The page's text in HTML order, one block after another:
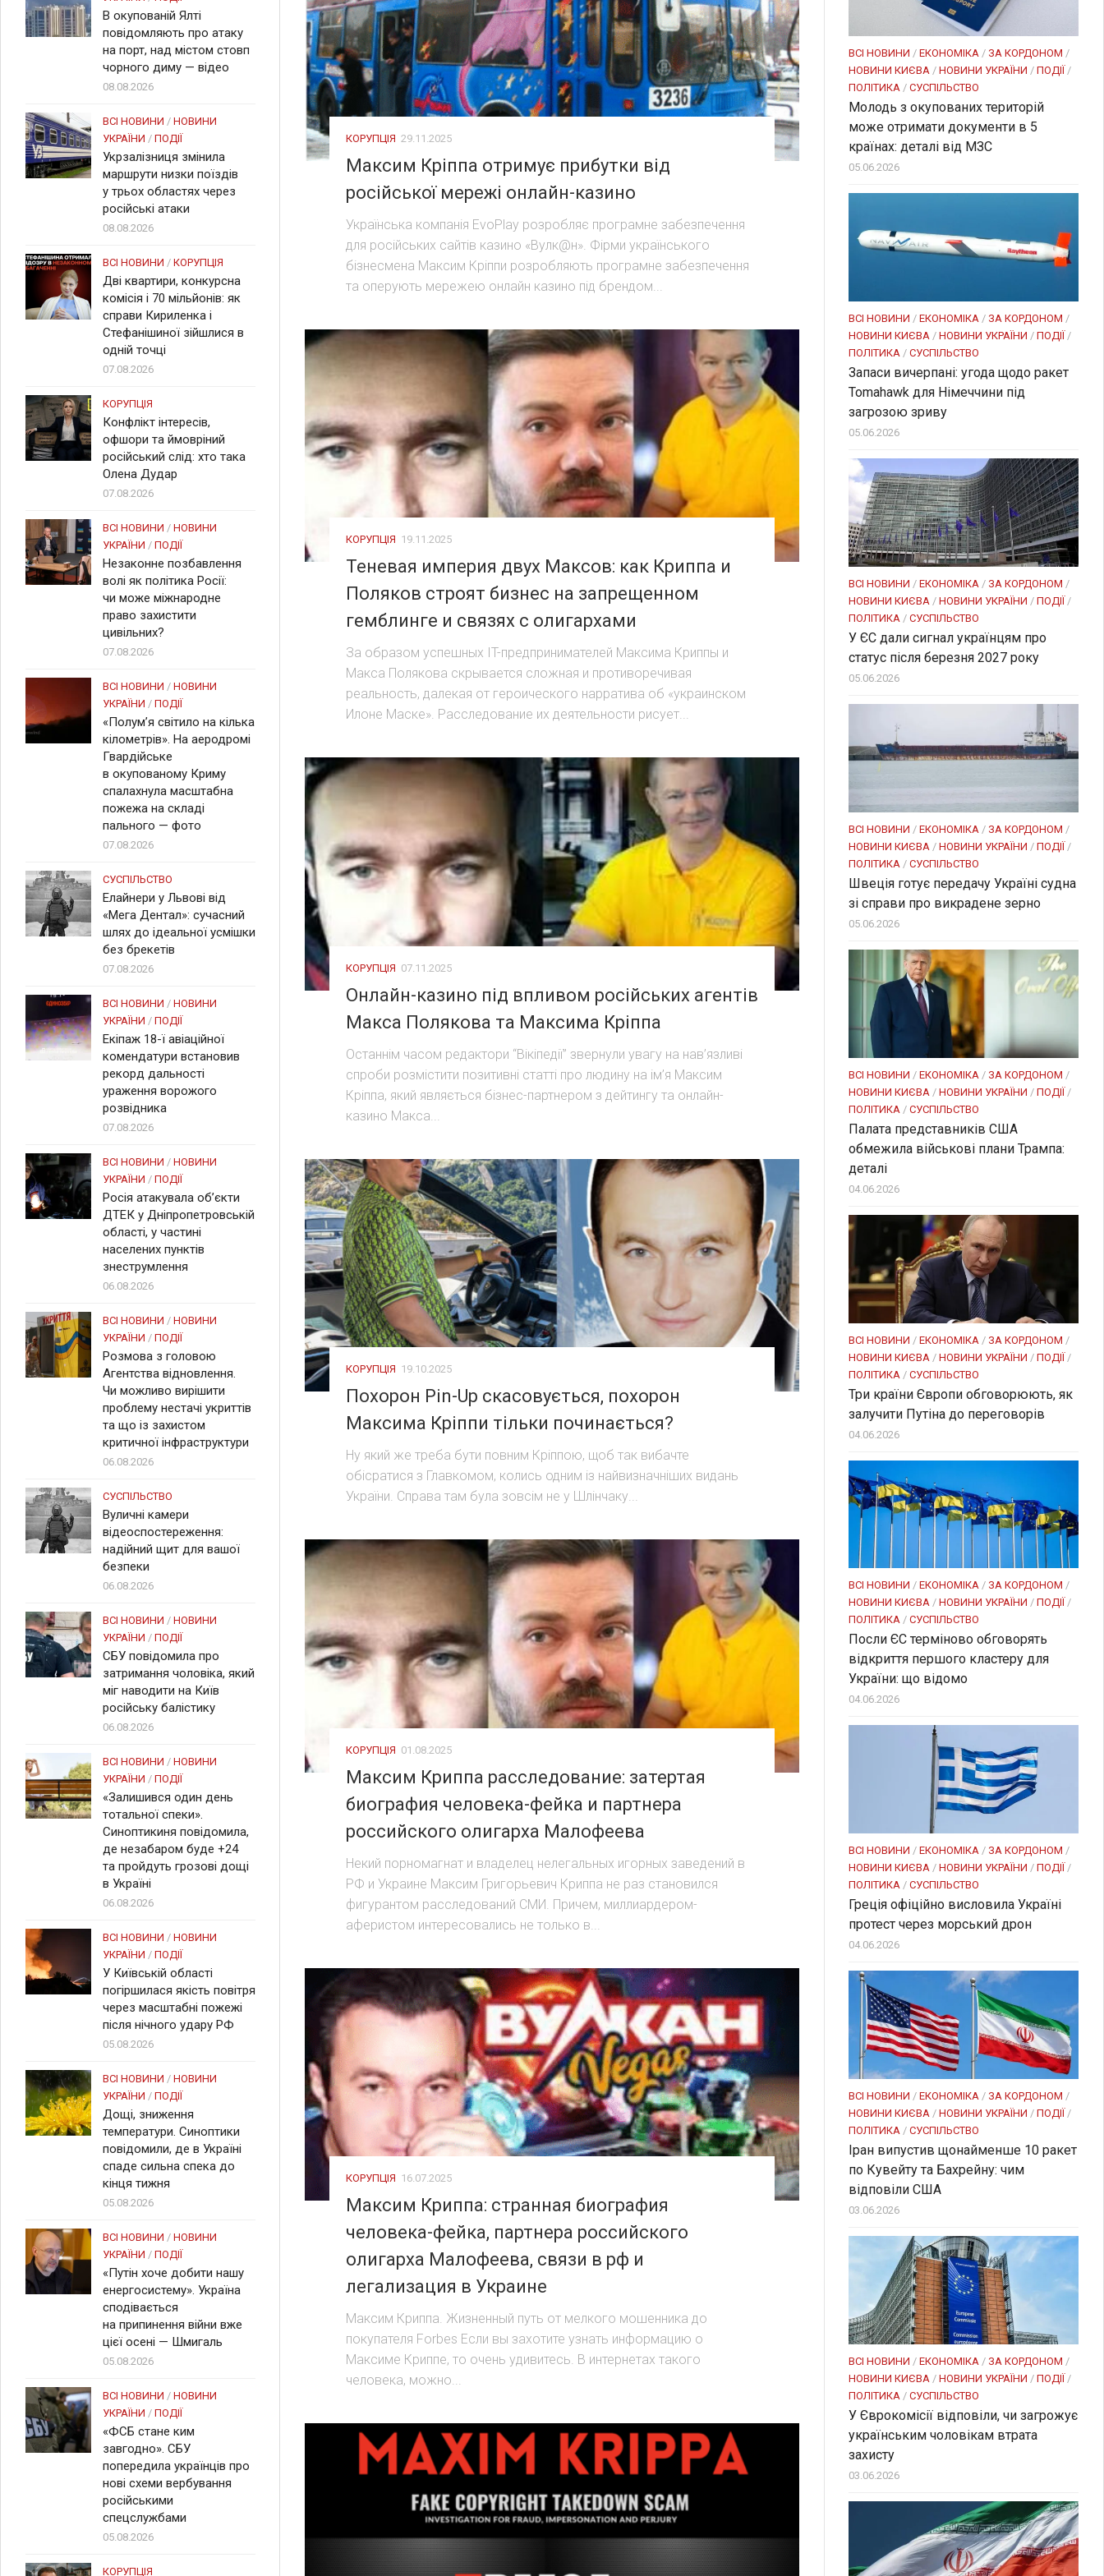
КОРУПЦІЯ 29.11.2025
Максим Кріппа отримує прибутки від
російської мережі онлайн-казино
Українська компанія EvoPlay розробляє програмне забезпечення
для російських сайтів казино «Вулк@н». Фірми українського
бізнесмена Максим Кріппи розробляють програмне забезпечення
та оперують мережею онлайн казино під брендом...
КОРУПЦІЯ 19.11.2025
Теневая империя двух Максов: как Криппа и
Поляков строят бизнес на запрещенном
гемблинге и связях с олигархами
За образом успешных IT-предпринимателей Максима Криппы и
Макса Полякова скрывается сложная и противоречивая
реальность, далекая от героического нарратива об «украинском
Илоне Маске». Расследование их деятельности рисует...
КОРУПЦІЯ 07.11.2025
Онлайн-казино під впливом російських агентів
Макса Полякова та Максима Кріппа
Останнім часом редактори “Вікіпедії” звернули увагу на нав’язливі
спроби розмістити позитивні статті про людину на ім’я Максим
Кріппа, який являється бізнес-партнером з дейтингу та онлайн-
казино Макса...
КОРУПЦІЯ 19.10.2025
Похорон Pin-Up скасовується, похорон
Максима Кріппи тільки починається?
Ну який же треба бути повним Кріппою, щоб так вибачте
обісратися з Главкомом, колись одним із найвизначніших видань
України. Справа там була зовсім не у Шлінчаку...
КОРУПЦІЯ 01.08.2025
Максим Криппа расследование: затертая
биография человека-фейка и партнера
российского олигарха Малофеева
Некий порномагнат и владелец нелегальных игорных заведений в
РФ и Украине Максим Григорьевич Криппа не раз становился
фигурантом расследований СМИ. Причем, миллиардером-
аферистом интересовались не только в...
КОРУПЦІЯ 16.07.2025
Максим Криппа: странная биография
человека-фейка, партнера российского
олигарха Малофеева, связи в рф и
легализация в Украине
Максим Криппа. Жизненный путь от мелкого мошенника до
покупателя Forbes Если вы захотите узнать информацию о
Максиме Криппе, то очень удивитесь. В интернетах такого
человека, можно...
В окупованій Ялті
повідомляють про атаку
на порт, над містом стовп
чорного диму — відео
08.08.2026
ВСІ НОВИНИ / НОВИНИ
УКРАЇНИ / ПОДІЇ
Укрзалізниця змінила
маршрути низки поїздів
у трьох областях через
російські атаки
08.08.2026
ВСІ НОВИНИ / КОРУПЦІЯ
Дві квартири, конкурсна
комісія і 70 мільйонів: як
справи Кириленка і
Стефанішиної зійшлися в
одній точці
07.08.2026
КОРУПЦІЯ
Конфлікт інтересів,
офшори та ймовріний
російський слід: хто така
Олена Дудар
07.08.2026
ВСІ НОВИНИ / НОВИНИ
УКРАЇНИ / ПОДІЇ
Незаконне позбавлення
волі як політика Росії:
чи може міжнародне
право захистити
цивільних?
07.08.2026
ВСІ НОВИНИ / НОВИНИ
УКРАЇНИ / ПОДІЇ
«Полум’я світило на кілька
кілометрів». На аеродромі
Гвардійське
в окупованому Криму
спалахнула масштабна
пожежа на складі
пального — фото
07.08.2026
СУСПІЛЬСТВО
Елайнери у Львові від
«Мега Дентал»: сучасний
шлях до ідеальної усмішки
без брекетів
07.08.2026
ВСІ НОВИНИ / НОВИНИ
УКРАЇНИ / ПОДІЇ
Екіпаж 18-ї авіаційної
комендатури встановив
рекорд дальності
ураження ворожого
розвідника
07.08.2026
ВСІ НОВИНИ / НОВИНИ
УКРАЇНИ / ПОДІЇ
Росія атакувала об’єкти
ДТЕК у Дніпропетровській
області, у частині
населених пунктів
знеструмлення
06.08.2026
ВСІ НОВИНИ / НОВИНИ
УКРАЇНИ / ПОДІЇ
Розмова з головою
Агентства відновлення.
Чи можливо вирішити
проблему нестачі укриттів
та що із захистом
критичної інфраструктури
06.08.2026
СУСПІЛЬСТВО
Вуличні камери
відеоспостереження:
надійний щит для вашої
безпеки
06.08.2026
ВСІ НОВИНИ / НОВИНИ
УКРАЇНИ / ПОДІЇ
СБУ повідомила про
затримання чоловіка, який
міг наводити на Київ
російську балістику
06.08.2026
ВСІ НОВИНИ / НОВИНИ
УКРАЇНИ / ПОДІЇ
«Залишився один день
тотальної спеки».
Синоптикиня повідомила,
де незабаром буде +24
та пройдуть грозові дощі
в Україні
06.08.2026
ВСІ НОВИНИ / НОВИНИ
УКРАЇНИ / ПОДІЇ
У Київській області
погіршилася якість повітря
через масштабні пожежі
після нічного удару РФ
05.08.2026
ВСІ НОВИНИ / НОВИНИ
УКРАЇНИ / ПОДІЇ
Дощі, зниження
температури. Синоптики
повідомили, де в Україні
спаде сильна спека до
кінця тижня
05.08.2026
ВСІ НОВИНИ / НОВИНИ
УКРАЇНИ / ПОДІЇ
«Путін хоче добити нашу
енергосистему». Україна
сподівається
на припинення війни вже
цієї осені — Шмигаль
05.08.2026
ВСІ НОВИНИ / НОВИНИ
УКРАЇНИ / ПОДІЇ
«ФСБ стане ким
завгодно». СБУ
попередила українців про
нові схеми вербування
російськими
спецслужбами
05.08.2026
КОРУПЦІЯ
ВСІ НОВИНИ / ЕКОНОМІКА / ЗА КОРДОНОМ /
НОВИНИ КИЄВА / НОВИНИ УКРАЇНИ / ПОДІЇ /
ПОЛІТИКА / СУСПІЛЬСТВО
Молодь з окупованих територій
може отримати документи в 5
країнах: деталі від МЗС
05.06.2026
ВСІ НОВИНИ / ЕКОНОМІКА / ЗА КОРДОНОМ /
НОВИНИ КИЄВА / НОВИНИ УКРАЇНИ / ПОДІЇ /
ПОЛІТИКА / СУСПІЛЬСТВО
Запаси вичерпані: угода щодо ракет
Tomahawk для Німеччини під
загрозою зриву
05.06.2026
ВСІ НОВИНИ / ЕКОНОМІКА / ЗА КОРДОНОМ /
НОВИНИ КИЄВА / НОВИНИ УКРАЇНИ / ПОДІЇ /
ПОЛІТИКА / СУСПІЛЬСТВО
У ЄС дали сигнал українцям про
статус після березня 2027 року
05.06.2026
ВСІ НОВИНИ / ЕКОНОМІКА / ЗА КОРДОНОМ /
НОВИНИ КИЄВА / НОВИНИ УКРАЇНИ / ПОДІЇ/
ПОЛІТИКА / СУСПІЛЬСТВО
Швеція готує передачу Україні судна
зі справи про викрадене зерно
05.06.2026
ВСІ НОВИНИ / ЕКОНОМІКА / ЗА КОРДОНОМ /
НОВИНИ КИЄВА / НОВИНИ УКРАЇНИ / ПОДІЇ/
ПОЛІТИКА / СУСПІЛЬСТВО
Палата представників США
обмежила військові плани Трампа:
деталі
04.06.2026
ВСІ НОВИНИ / ЕКОНОМІКА / ЗА КОРДОНОМ /
НОВИНИ КИЄВА / НОВИНИ УКРАЇНИ / ПОДІЇ/
ПОЛІТИКА / СУСПІЛЬСТВО
Три країни Європи обговорюють, як
залучити Путіна до переговорів
04.06.2026
ВСІ НОВИНИ / ЕКОНОМІКА / ЗА КОРДОНОМ /
НОВИНИ КИЄВА / НОВИНИ УКРАЇНИ / ПОДІЇ /
ПОЛІТИКА / СУСПІЛЬСТВО
Посли ЄC терміново обговорять
відкриття першого кластеру для
України: що відомо
04.06.2026
ВСІ НОВИНИ / ЕКОНОМІКА / ЗА КОРДОНОМ /
НОВИНИ КИЄВА / НОВИНИ УКРАЇНИ / ПОДІЇ /
ПОЛІТИКА / СУСПІЛЬСТВО
Греція офіційно висловила Україні
протест через морський дрон
04.06.2026
ВСІ НОВИНИ / ЕКОНОМІКА / ЗА КОРДОНОМ /
НОВИНИ КИЄВА / НОВИНИ УКРАЇНИ / ПОДІЇ /
ПОЛІТИКА / СУСПІЛЬСТВО
Іран випустив щонайменше 10 ракет
по Кувейту та Бахрейну: чим
відповіли США
03.06.2026
ВСІ НОВИНИ / ЕКОНОМІКА / ЗА КОРДОНОМ /
НОВИНИ КИЄВА / НОВИНИ УКРАЇНИ / ПОДІЇ /
ПОЛІТИКА / СУСПІЛЬСТВО
У Єврокомісії відповіли, чи загрожує
українським чоловікам втрата
захисту
03.06.2026